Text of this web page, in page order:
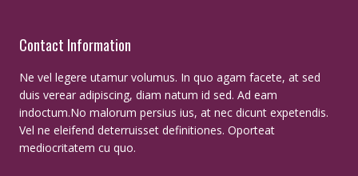
Contact Information
Ne vel legere utamur volumus. In quo agam facete, at sed
duis verear adipiscing, diam natum id sed. Ad eam
indoctum.No malorum persius ius, at nec dicunt expetendis.
Vel ne eleifend deterruisset definitiones. Oporteat
mediocritatem cu quo.